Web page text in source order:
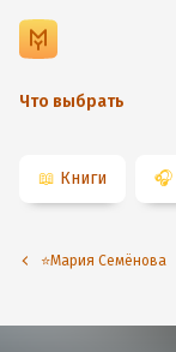
Что выбрать
📖 Книги 🎧
⭐️Мария Семёнова